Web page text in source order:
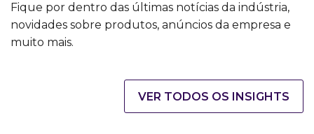
Fique por dentro das últimas notícias da indústria,
novidades sobre produtos, anúncios da empresa e
muito mais.​
VER TODOS OS INSIGHTS